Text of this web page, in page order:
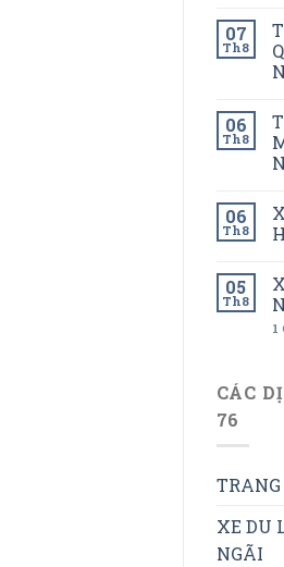
07
Th8
06
Th8
06
Th8
05
Th8
1
CÁC
76
TRANG
XE DU
NGÃI